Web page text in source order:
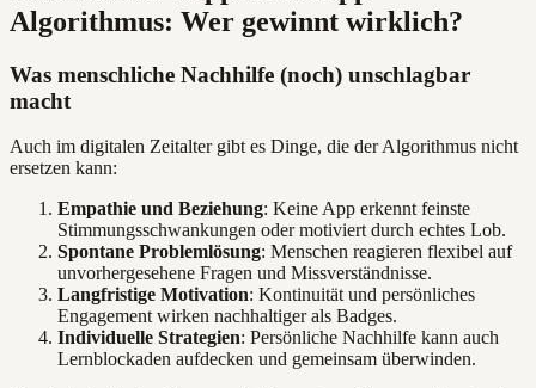
Algorithmus: Wer gewinnt wirklich?
Was menschliche Nachhilfe (noch) unschlagbar
macht
Auch im digitalen Zeitalter gibt es Dinge, die der Algorithmus nicht
ersetzen kann:
Empathie und Beziehung: Keine App erkennt feinste
Stimmungsschwankungen oder motiviert durch echtes Lob.
Spontane Problemlösung: Menschen reagieren flexibel auf
unvorhergesehene Fragen und Missverständnisse.
Langfristige Motivation: Kontinuität und persönliches
Engagement wirken nachhaltiger als Badges.
Individuelle Strategien: Persönliche Nachhilfe kann auch
Lernblockaden aufdecken und gemeinsam überwinden.